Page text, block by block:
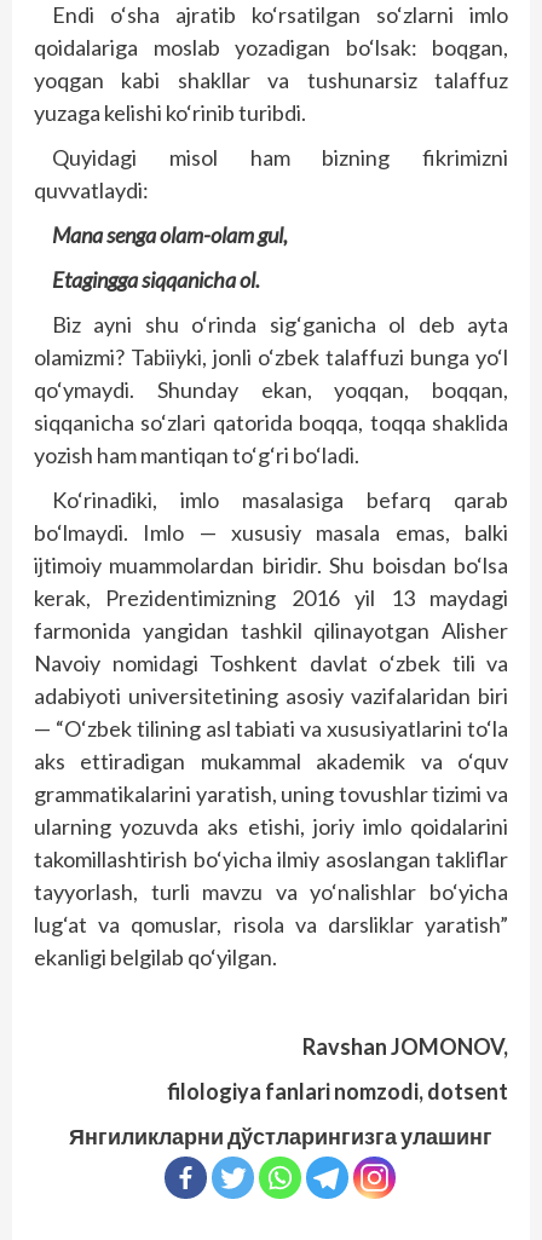
Endi o‘sha ajratib ko‘rsatilgan so‘zlarni imlo
qoidalariga moslab yozadigan bo‘lsak: boqgan,
yoqgan kabi shakllar va tushunarsiz talaffuz
yuzaga kelishi ko‘rinib turibdi.
Quyidagi misol ham bizning fikrimizni
quvvatlaydi:
Mana senga olam-olam gul,
Etagingga siqqanicha ol.
Biz ayni shu o‘rinda sig‘ganicha ol deb ayta
olamizmi? Tabiiyki, jonli o‘zbek talaffuzi bunga yo‘l
qo‘ymaydi. Shunday ekan, yoqqan, boqqan,
siqqanicha so‘zlari qatorida boqqa, toqqa shaklida
yozish ham mantiqan to‘g‘ri bo‘ladi.
Ko‘rinadiki, imlo masalasiga befarq qarab
bo‘lmaydi. Imlo — xususiy masala emas, balki
ijtimoiy muammolardan biridir. Shu boisdan bo‘lsa
kerak, Prezidentimizning 2016 yil 13 maydagi
farmonida yangidan tashkil qilinayotgan Alisher
Navoiy nomidagi Toshkent davlat o‘zbek tili va
adabiyoti universitetining asosiy vazifalaridan biri
— “O‘zbek tilining asl tabiati va xususiyatlarini to‘la
aks ettiradigan mukammal akademik va o‘quv
grammatikalarini yaratish, uning tovushlar tizimi va
ularning yozuvda aks etishi, joriy imlo qoidalarini
takomillashtirish bo‘yicha ilmiy asoslangan takliflar
tayyorlash, turli mavzu va yo‘nalishlar bo‘yicha
lug‘at va qomuslar, risola va darsliklar yaratish”
ekanligi belgilab qo‘yilgan.
Ravshan JOMONOV,
filologiya fanlari nomzodi, dotsent
Янгиликларни дўстларингизга улашинг